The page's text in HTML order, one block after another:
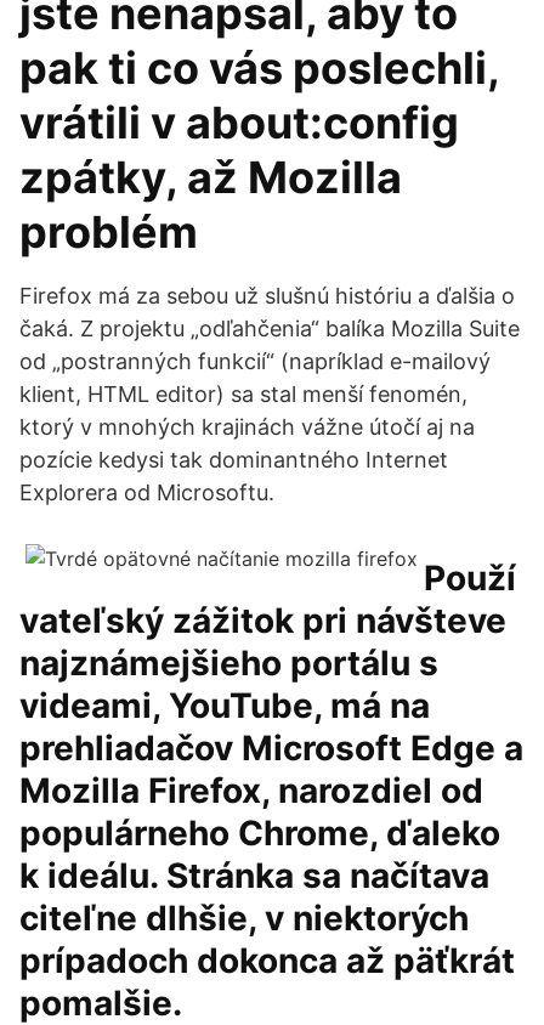
jste nenapsal, aby to
pak ti co vás poslechli,
vrátili v about:config
zpátky, až Mozilla
problém
Firefox má za sebou už slušnú históriu a ďalšia o
čaká. Z projektu „odľahčenia“ balíka Mozilla Suite
od „postranných funkcií“ (napríklad e-mailový
klient, HTML editor) sa stal menší fenomén,
ktorý v mnohých krajinách vážne útočí aj na
pozície kedysi tak dominantného Internet
Explorera od Microsoftu.
Použí
vateľský zážitok pri návšteve
najznámejšieho portálu s
videami, YouTube, má na
prehliadačov Microsoft Edge a
Mozilla Firefox, narozdiel od
populárneho Chrome, ďaleko
k ideálu. Stránka sa načítava
citeľne dlhšie, v niektorých
prípadoch dokonca až päťkrát
pomalšie.